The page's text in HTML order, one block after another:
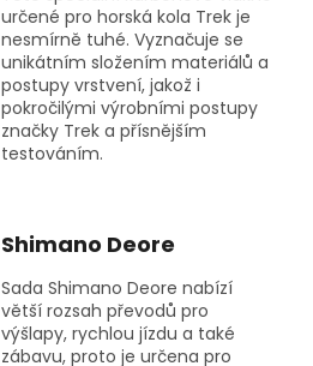
určené pro horská kola Trek je
nesmírně tuhé. Vyznačuje se
unikátním složením materiálů a
postupy vrstvení, jakož i
pokročilými výrobními postupy
značky Trek a přísnějším
testováním.
Shimano Deore
Sada Shimano Deore nabízí
větší rozsah převodů pro
výšlapy, rychlou jízdu a také
zábavu, proto je určena pro